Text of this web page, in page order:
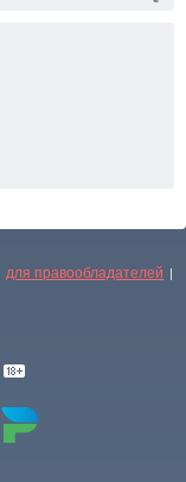
для правообладателей |